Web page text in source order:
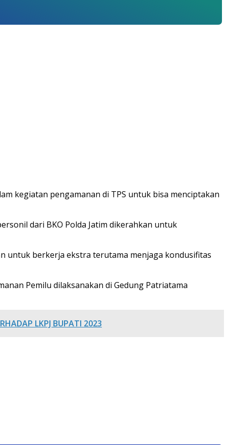
kegiatan pengamanan di TPS untuk bisa menciptakan
dari BKO Polda Jatim dikerahkan untuk
untuk berkerja ekstra terutama menjaga kondusifitas
Pemilu dilaksanakan di Gedung Patriatama
LKPJ BUPATI 2023